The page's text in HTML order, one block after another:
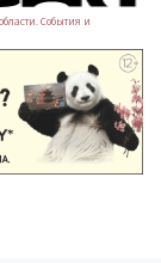
События и